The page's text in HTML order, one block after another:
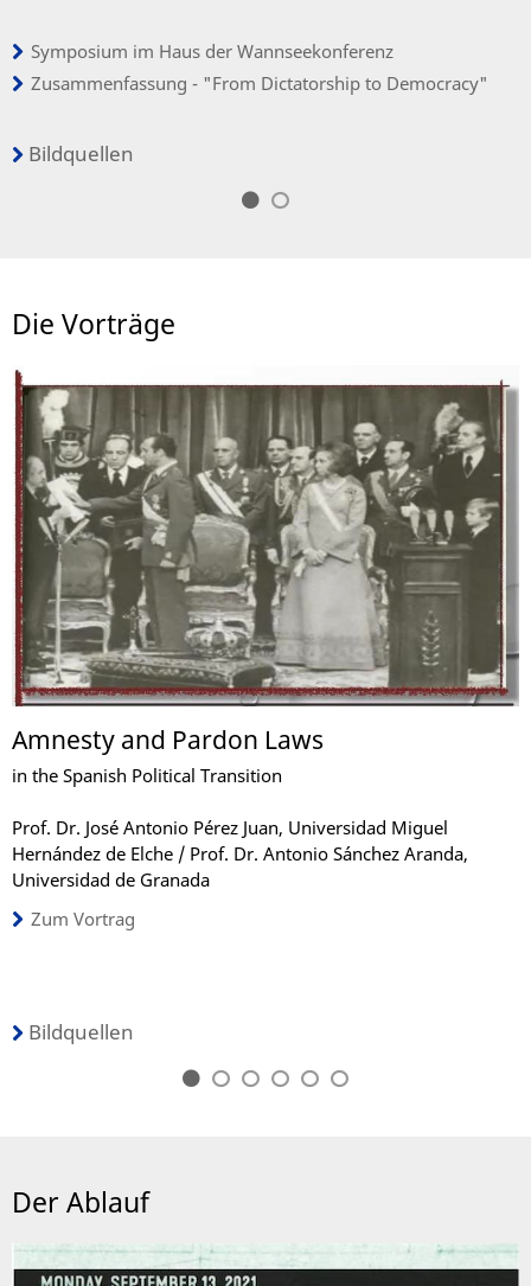
Symposium im Haus der Wannseekonferenz
Zusammenfassung - "From Dictatorship to Democracy"
Bildquellen
Die Vorträge
Amnesty and Pardon Laws
in the Spanish Political Transition
Prof. Dr. José Antonio Pérez Juan, Universidad Miguel
Hernández de Elche / Prof. Dr. Antonio Sánchez Aranda,
Universidad de Granada
Zum Vortrag
Bildquellen
Der Ablauf